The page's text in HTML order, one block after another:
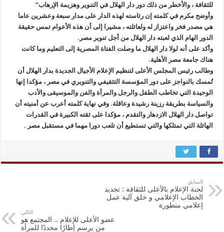
للثقافة ، والأخطر من ذلك دور دار الهلال في التنوير وهزيمة الإرهاب”
وأوضح مكرم في كلمته إن رئاسته لهذه الدار على مدار سبعة وعشرين عاما
هي مصدر فخر واعتزاز له ولعائلته ، مشيرا إلى أن هذه الأعوام تمس حقيقة
الدور الهام الذي لعبته دار الهلال من أجل تنوير مصر.
وأكد على أنه لولا دار الهلال ما وصلت الفتاة المصرية إلى التعليم وما كانت
هناك جامعة مصر الأهلية.
وطالب رئيس المجلس الأعلى لتنظيم الإعلام الأجيال الجديدة بدار الهلال أن
تُمسك بالنواجز على دور المؤسسة التثقيفي والتنويري في مصر ، مؤكدا إنها
الوحيدة التي تخاطب الطفل والرجل والمرأة والفن والموسيقى والأدب
والسياسة بطريقة رزينة رشيدة وعاقلة. وفي نهاية كلمته أعرب عن أمنيته أن
تواصل دار الهلال الازدهار والتقدم ، مؤكدا على ثقته الكبيرة في القدرات
الهائلة التي تمتلكها والتي تستطيع أن تلعب دورا مهما في مستقبل مصر .
السابق
لجنة الإعلام بالأعلى للثقافة : تجديد
الخطاب الإعلامي و خلق آلية عمل
إعلامي متطورة
التالي
عضو الأعلى للإعلام .. المجتمع هو
من يرسم إطارًا محددًا للمرأة